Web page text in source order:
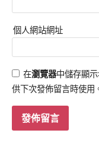
個人網站網址
在瀏覽器中儲存顯
供下次發佈留言時使用